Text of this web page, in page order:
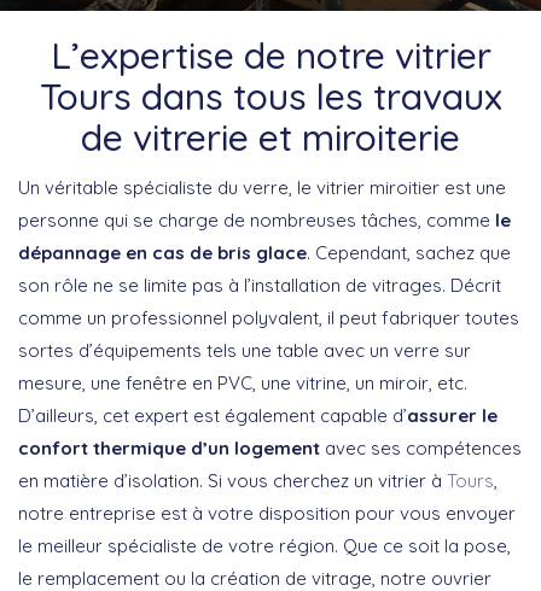
L’expertise de notre vitrier
Tours dans tous les travaux
de vitrerie et miroiterie
Un véritable spécialiste du verre, le vitrier miroitier est une
personne qui se charge de nombreuses tâches, comme le
dépannage en cas de bris glace. Cependant, sachez que
son rôle ne se limite pas à l’installation de vitrages. Décrit
comme un professionnel polyvalent, il peut fabriquer toutes
sortes d’équipements tels une table avec un verre sur
mesure, une fenêtre en PVC, une vitrine, un miroir, etc.
D’ailleurs, cet expert est également capable d’assurer le
confort thermique d’un logement avec ses compétences
en matière d’isolation. Si vous cherchez un vitrier à Tours
notre entreprise est à votre disposition pour vous envoyer
le meilleur spécialiste de votre région. Que ce soit la pose,
le remplacement ou la création de vitrage, notre ouvrier